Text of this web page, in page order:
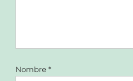
Nombre *